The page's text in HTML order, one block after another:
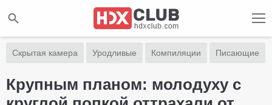
Скрытая камера Уродливые Компиляции Писающие
Крупным планом: молодуху с